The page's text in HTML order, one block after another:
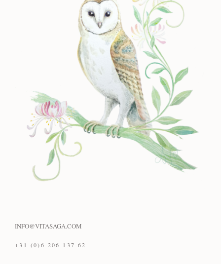
INFO@VITASAGA.COM
+31 (0)6 206 137 62